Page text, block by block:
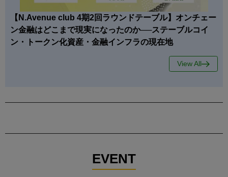
【N.Avenue club 4期2回ラウンドテーブル】オンチェー
ン金融はどこまで現実になったのか──ステーブルコイ
ン・トークン化資産・金融インフラの現在地
View All
EVENT